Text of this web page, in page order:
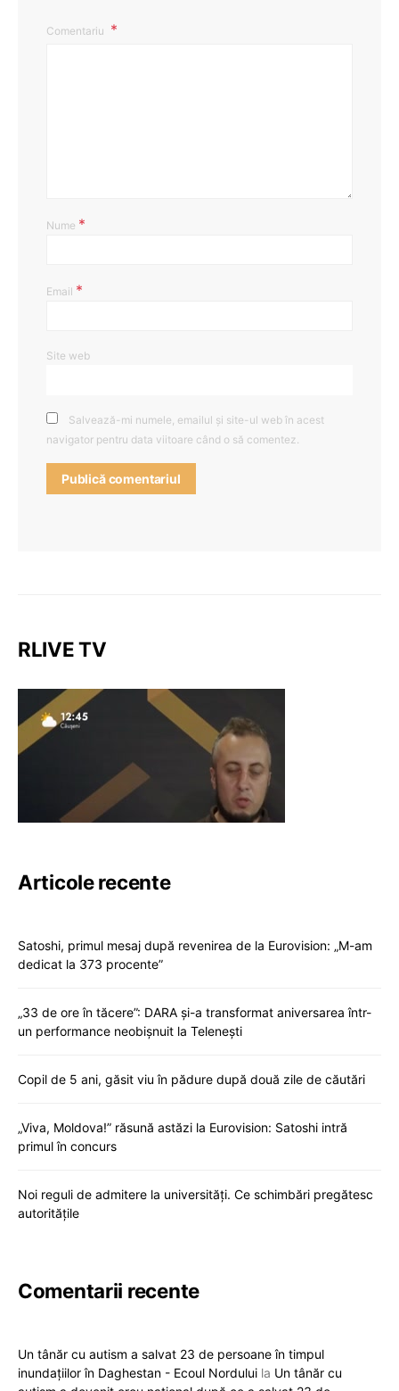
Comentariu
Nume *
Email *
Site web
Salvează-mi numele, emailul și site-ul web în acest
navigator pentru data viitoare când o să comentez.
RLIVE TV
Articole recente
Satoshi, primul mesaj după revenirea de la Eurovision: „M-am
dedicat la 373 procente”
„33 de ore în tăcere”: DARA și-a transformat aniversarea într-
un performance neobișnuit la Telenești
Copil de 5 ani, găsit viu în pădure după două zile de căutări
„Viva, Moldova!” răsună astăzi la Eurovision: Satoshi intră
primul în concurs
Noi reguli de admitere la universități. Ce schimbări pregătesc
autoritățile
Comentarii recente
Un tânăr cu autism a salvat 23 de persoane în timpul
inundațiilor în Daghestan - Ecoul Nordului la Un tânăr cu